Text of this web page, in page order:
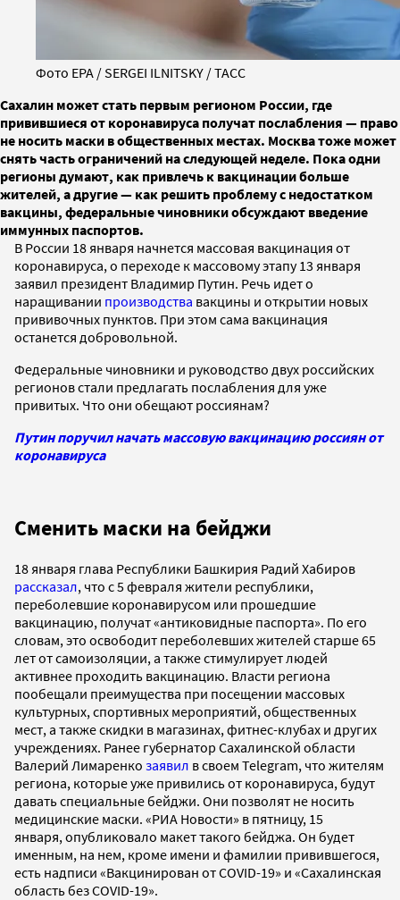
Фото EPA / SERGEI ILNITSKY / ТАСС
Сахалин может стать первым регионом России, где
привившиеся от коронавируса получат послабления — право
не носить маски в общественных местах. Москва тоже может
снять часть ограничений на следующей неделе. Пока одни
регионы думают, как привлечь к вакцинации больше
жителей, а другие — как решить проблему с недостатком
вакцины, федеральные чиновники обсуждают введение
иммунных паспортов.
В России 18 января начнется массовая вакцинация от
коронавируса, о переходе к массовому этапу 13 января
заявил президент Владимир Путин. Речь идет о
наращивании производства вакцины и открытии новых
прививочных пунктов. При этом сама вакцинация
останется добровольной.
Федеральные чиновники и руководство двух российских
регионов стали предлагать послабления для уже
привитых. Что они обещают россиянам?
Путин поручил начать массовую вакцинацию россиян от
коронавируса
Сменить маски на бейджи
18 января глава Республики Башкирия Радий Хабиров
рассказал, что с 5 февраля жители республики,
переболевшие коронавирусом или прошедшие
вакцинацию, получат «антиковидные паспорта». По его
словам, это освободит переболевших жителей старше 65
лет от самоизоляции, а также стимулирует людей
активнее проходить вакцинацию. Власти региона
пообещали преимущества при посещении массовых
культурных, спортивных мероприятий, общественных
мест, а также скидки в магазинах, фитнес-клубах и других
учреждениях. Ранее губернатор Сахалинской области
Валерий Лимаренко заявил в своем Telegram, что жителям
региона, которые уже привились от коронавируса, будут
давать специальные бейджи. Они позволят не носить
медицинские маски. «РИА Новости» в пятницу, 15
января, опубликовало макет такого бейджа. Он будет
именным, на нем, кроме имени и фамилии привившегося,
есть надписи «Вакцинирован от COVID-19» и «Сахалинская
область без COVID-19».